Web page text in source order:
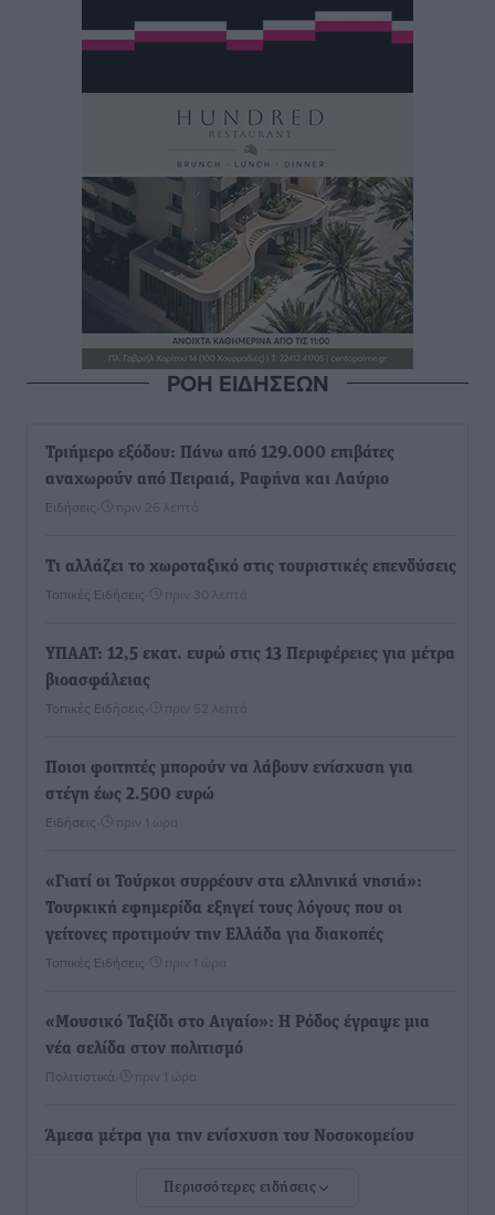
ΡΟΗ ΕΙΔΗΣΕΩΝ
Τριήμερο εξόδου: Πάνω από 129.000 επιβάτες
αναχωρούν από Πειραιά, Ραφήνα και Λαύριο
Ειδήσεις πριν 26 λεπτά
Τι αλλάζει το χωροταξικό στις τουριστικές επενδύσεις
Τοπικές Ειδήσεις πριν 30 λεπτά
ΥΠΑΑΤ: 12,5 εκατ. ευρώ στις 13 Περιφέρειες για μέτρα
βιοασφάλειας
Τοπικές Ειδήσεις πριν 52 λεπτά
Ποιοι φοιτητές μπορούν να λάβουν ενίσχυση για
στέγη έως 2.500 ευρώ
Ειδήσεις πριν 1 ώρα
«Γιατί οι Τούρκοι συρρέουν στα ελληνικά νησιά»:
Τουρκική εφημερίδα εξηγεί τους λόγους που οι
γείτονες προτιμούν την Ελλάδα για διακοπές
Τοπικές Ειδήσεις πριν 1 ώρα
«Μουσικό Ταξίδι στο Αιγαίο»: Η Ρόδος έγραψε μια
νέα σελίδα στον πολιτισμό
Πολιτιστικά πριν 1 ώρα
Άμεσα μέτρα για την ενίσχυση του Νοσοκομείου
ανακοίνωσε ο Άδωνις Γεωργιάδης
Περισσότερες ειδήσεις